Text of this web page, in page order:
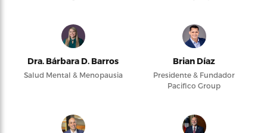
Dra. Bárbara D. Barros
Salud Mental & Menopausia
Brian Díaz
Presidente & Fundador
Pacifico Group